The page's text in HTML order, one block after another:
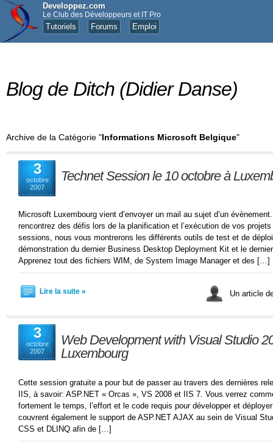
Developpez.com
Le Club des Développeurs et IT Pro
Tutoriels Forums Emploi
Blog de Ditch (Didier Danse)
Archive de la Catégorie "Informations Microsoft Belgique"
3
octobre
2007
Technet Session le 10 octobre à
Microsoft Luxembourg vient d’envoyer un mail au sujet d’un
rencontrez des défis lors de la planification et l’exécution de vos
sessions, nous vous montrerons les différents outils de test et de
démonstration du dernier Business Desktop Deployment Kit et le
Apprenez tout des fichiers WIM, de System Image Manager et des […]
Lire la suite » Un article
3
octobre
2007
Web Development with Visual Studio
Luxembourg
Cette session gratuite a pour but de passer au travers des dernières
IIS, à savoir: ASP.NET « Orcas », VS 2008 et IIS 7. Vous verrez
fortement le temps, l’effort et le code requis pour développer et
couvrent également le support de ASP.NET AJAX au sein de Visual
CSS et DLINQ afin de […]